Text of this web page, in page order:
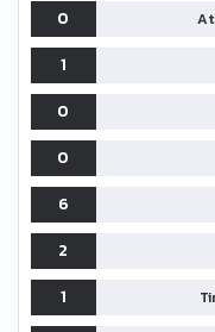
0
1
0
0
6
2
1